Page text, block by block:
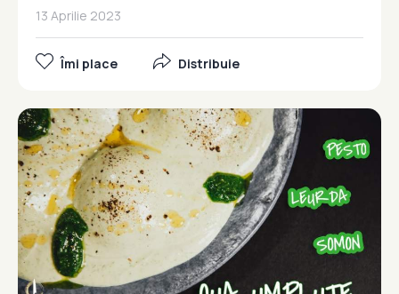
13 Aprilie 2023
Îmi place Distribuie